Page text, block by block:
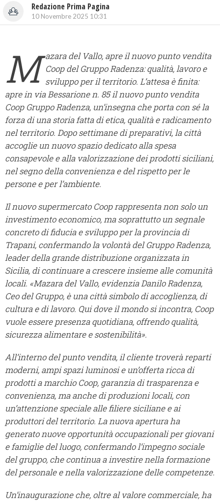
Redazione Prima Pagina
10 Novembre 2025 10:31
M azara del Vallo, apre il nuovo punto vendita
Coop del Gruppo Radenza: qualità, lavoro e
sviluppo per il territorio. L’attesa è finita:
apre in via Bessarione n. 85 il nuovo punto vendita
Coop Gruppo Radenza, un’insegna che porta con sé la
forza di una storia fatta di etica, qualità e radicamento
nel territorio. Dopo settimane di preparativi, la città
accoglie un nuovo spazio dedicato alla spesa
consapevole e alla valorizzazione dei prodotti siciliani,
nel segno della convenienza e del rispetto per le
persone e per l’ambiente.
Il nuovo supermercato Coop rappresenta non solo un
investimento economico, ma soprattutto un segnale
concreto di fiducia e sviluppo per la provincia di
Trapani, confermando la volontà del Gruppo Radenza,
leader della grande distribuzione organizzata in
Sicilia, di continuare a crescere insieme alle comunità
locali. «Mazara del Vallo, evidenzia Danilo Radenza,
Ceo del Gruppo, è una città simbolo di accoglienza, di
cultura e di lavoro. Qui dove il mondo si incontra, Coop
vuole essere presenza quotidiana, offrendo qualità,
sicurezza alimentare e sostenibilità».
All’interno del punto vendita, il cliente troverà reparti
moderni, ampi spazi luminosi e un’offerta ricca di
prodotti a marchio Coop, garanzia di trasparenza e
convenienza, ma anche di produzioni locali, con
un’attenzione speciale alle filiere siciliane e ai
produttori del territorio. La nuova apertura ha
generato nuove opportunità occupazionali per giovani
e famiglie del luogo, confermando l’impegno sociale
del gruppo, che continua a investire nella formazione
del personale e nella valorizzazione delle competenze.
Un’inaugurazione che, oltre al valore commerciale, ha